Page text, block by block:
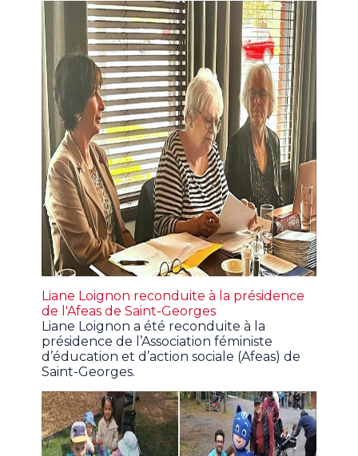
Liane Loignon reconduite à la présidence
de l'Afeas de Saint-Georges
Liane Loignon a été reconduite à la
présidence de l’Association féministe
d’éducation et d’action sociale (Afeas) de
Saint-Georges.